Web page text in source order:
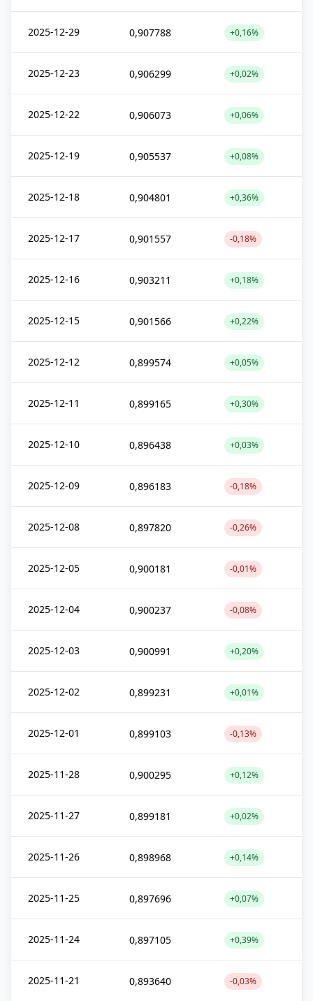
2025-12-29 0,907788 +0,16%
2025-12-23 0,906299 +0,02%
2025-12-22 0,906073 +0,06%
2025-12-19 0,905537 +0,08%
2025-12-18 0,904801 +0,36%
2025-12-17 0,901557 -0,18%
2025-12-16 0,903211 +0,18%
2025-12-15 0,901566 +0,22%
2025-12-12 0,899574 +0,05%
2025-12-11 0,899165 +0,30%
2025-12-10 0,896438 +0,03%
2025-12-09 0,896183 -0,18%
2025-12-08 0,897820 -0,26%
2025-12-05 0,900181 -0,01%
2025-12-04 0,900237 -0,08%
2025-12-03 0,900991 +0,20%
2025-12-02 0,899231 +0,01%
2025-12-01 0,899103 -0,13%
2025-11-28 0,900295 +0,12%
2025-11-27 0,899181 +0,02%
2025-11-26 0,898968 +0,14%
2025-11-25 0,897696 +0,07%
2025-11-24 0,897105 +0,39%
2025-11-21 0,893640 -0,03%